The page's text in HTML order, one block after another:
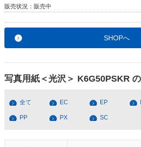
販売状況： 販売中
SHOPへ
写真用紙＜光沢＞ K6G50PSKR
全て EC EP
PP PX SC